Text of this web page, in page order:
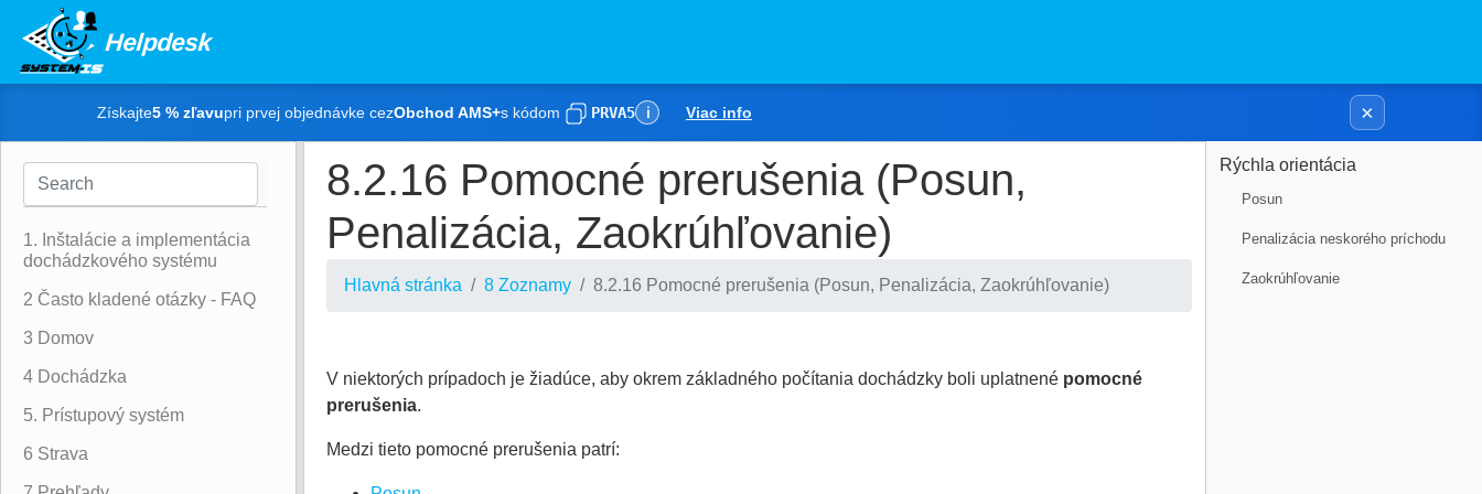
Helpdesk
Získajte5 % zľavupri prvej objednávke cezObchod AMS+s kódom PRVA5 ℹ Viac info ×
1. Inštalácie a implementácia
dochádzkového systému
2 Často kladené otázky - FAQ
3 Domov
4 Dochádzka
5. Prístupový systém
6 Strava
8.2.16 Pomocné prerušenia (Posun,
Penalizácia, Zaokrúhľovanie)
Hlavná stránka 8 Zoznamy 8.2.16 Pomocné prerušenia (Posun, Penalizácia, Zaokrúhľovanie)
V niektorých prípadoch je žiadúce, aby okrem základného počítania dochádzky boli uplatnené pomocné
prerušenia.
Medzi tieto pomocné prerušenia patrí:
Rýchla orientácia
Posun
Penalizácia neskorého príchodu
Zaokrúhľovanie